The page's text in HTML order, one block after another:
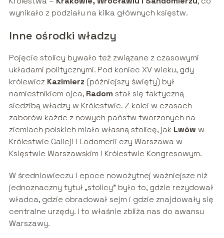
wynikało z podziału na kilka głównych księstw.
Inne ośrodki władzy
Pojęcie stolicy bywało też związane z czasowymi
układami politycznymi. Pod koniec XV wieku, gdy
królewicz Kazimierz (późniejszy święty) był
namiestnikiem ojca, Radom stał się faktyczną
siedzibą władzy w Królestwie. Z kolei w czasach
zaborów każde z nowych państw tworzonych na
ziemiach polskich miało własną stolicę, jak Lwów w
Królestwie Galicji i Lodomerii czy Warszawa w
Księstwie Warszawskim i Królestwie Kongresowym.
W średniowieczu i epoce nowożytnej ważniejsze niż
jednoznaczny tytuł „stolicy” było to, gdzie rezydował
władca, gdzie obradował sejm i gdzie znajdowały się
centralne urzędy. I to właśnie zbliża nas do awansu
Warszawy.